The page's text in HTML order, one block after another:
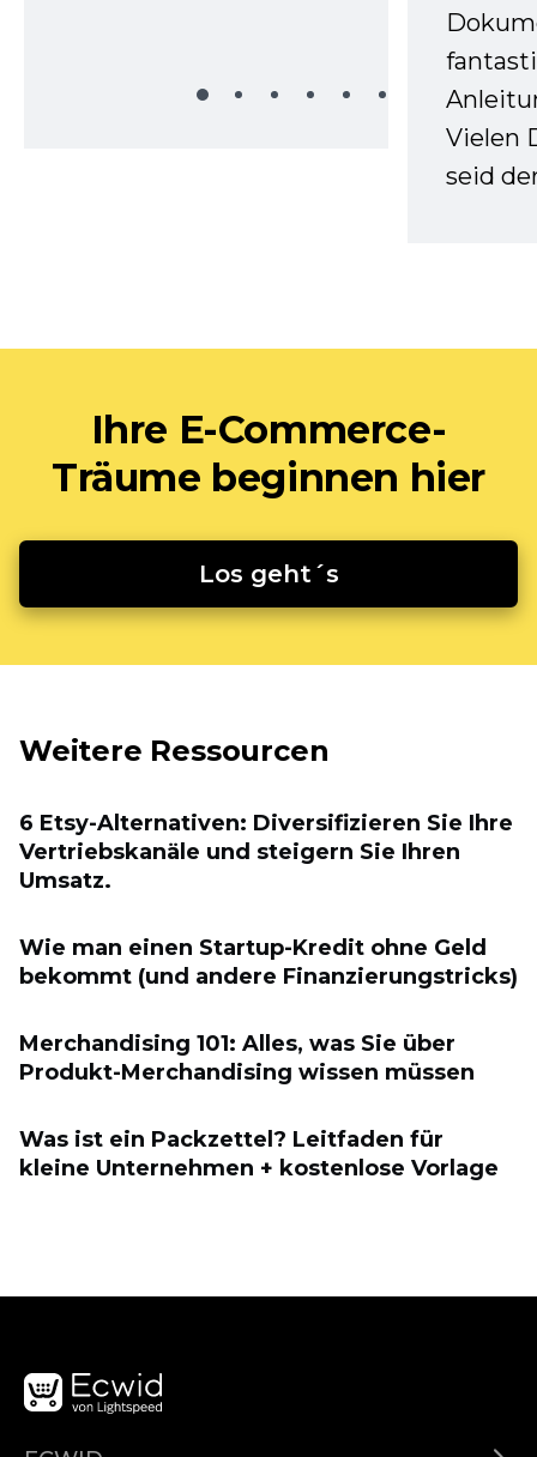
Vielen
seid
Ihre E-Commerce-
Träume beginnen hier
Los geht´s
Weitere Ressourcen
6 Etsy-Alternativen: Diversifizieren Sie Ihre
Vertriebskanäle und steigern Sie Ihren
Umsatz.
Wie man einen Startup-Kredit ohne Geld
bekommt (und andere Finanzierungstricks)
Merchandising 101: Alles, was Sie über
Produkt-Merchandising wissen müssen
Was ist ein Packzettel? Leitfaden für
kleine Unternehmen + kostenlose Vorlage